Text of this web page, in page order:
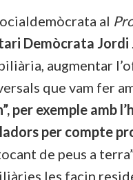
al
Demòcrata Jordi
augmentar
que vam fer
per exemple amb
per compte
de peus a
les facin